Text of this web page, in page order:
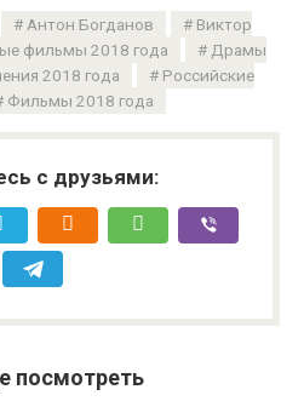
Антон Богданов
Виктор
фильмы 2018 года
Драмы
2018 года
Российские
Фильмы 2018 года
с друзьями:
посмотреть